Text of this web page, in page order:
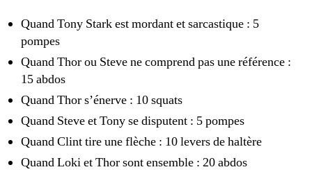
Quand Tony Stark est mordant et sarcastique : 5
pompes
Quand Thor ou Steve ne comprend pas une référence :
15 abdos
Quand Thor s’énerve : 10 squats
Quand Steve et Tony se disputent : 5 pompes
Quand Clint tire une flèche : 10 levers de haltère
Quand Loki et Thor sont ensemble : 20 abdos